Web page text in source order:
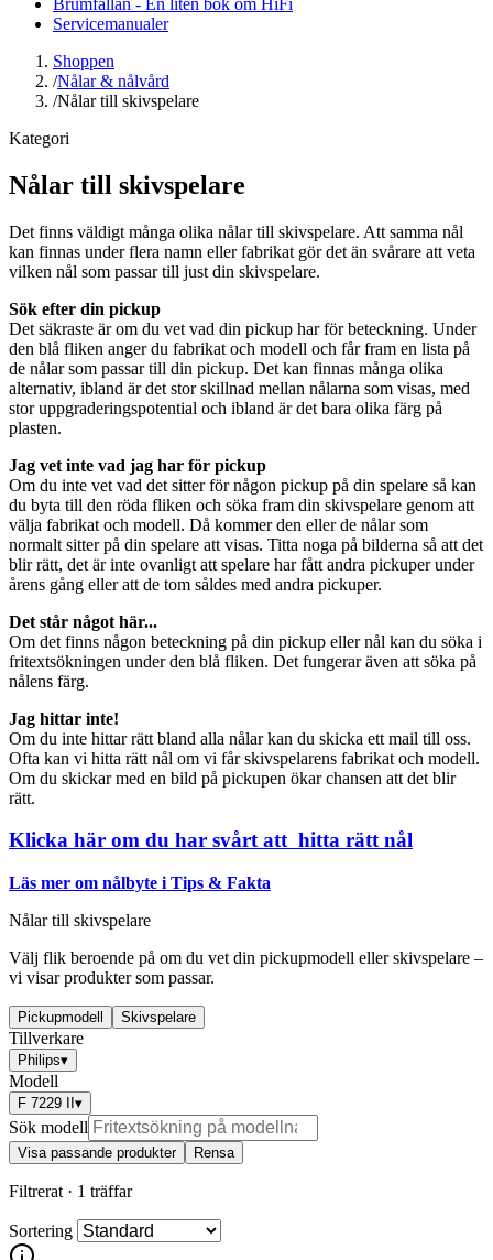
Servicemanualer
Shoppen
/Nålar & nålvård
/Nålar till skivspelare
Kategori
Nålar till skivspelare
Det finns väldigt många olika nålar till skivspelare. Att samma nål
kan finnas under flera namn eller fabrikat gör det än svårare att veta
vilken nål som passar till just din skivspelare.
Sök efter din pickup
Det säkraste är om du vet vad din pickup har för beteckning. Under
den blå fliken anger du fabrikat och modell och får fram en lista på
de nålar som passar till din pickup. Det kan finnas många olika
alternativ, ibland är det stor skillnad mellan nålarna som visas, med
stor uppgraderingspotential och ibland är det bara olika färg på
plasten.
Jag vet inte vad jag har för pickup
Om du inte vet vad det sitter för någon pickup på din spelare så kan
du byta till den röda fliken och söka fram din skivspelare genom att
välja fabrikat och modell. Då kommer den eller de nålar som
normalt sitter på din spelare att visas. Titta noga på bilderna så att det
blir rätt, det är inte ovanligt att spelare har fått andra pickuper under
årens gång eller att de tom såldes med andra pickuper.
Det står något här...
Om det finns någon beteckning på din pickup eller nål kan du söka i
fritextsökningen under den blå fliken. Det fungerar även att söka på
nålens färg.
Jag hittar inte!
Om du inte hittar rätt bland alla nålar kan du skicka ett mail till oss.
Ofta kan vi hitta rätt nål om vi får skivspelarens fabrikat och modell.
Om du skickar med en bild på pickupen ökar chansen att det blir
rätt.
Klicka här om du har svårt att hitta rätt nål
Läs mer om nålbyte i Tips & Fakta
Nålar till skivspelare
Välj flik beroende på om du vet din pickupmodell eller skivspelare –
vi visar produkter som passar.
Pickupmodell Skivspelare
Tillverkare
Philips▾
Modell
F 7229 II ▾
Sök modell
Visa passande produkter Rensa
Filtrerat · 1 träffar
Sortering